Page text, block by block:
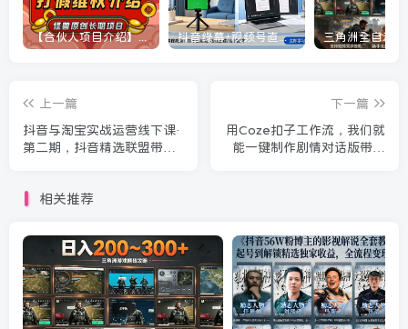
【合伙人项目介绍】打假维权项目介绍 抖音绿幕+视频号直播带货课：居家照着稿子念起号，手机电脑双场景搭建全流程
上一篇
抖音与淘宝实战运营线下课·
第二期，抖音精选联盟带货
下一篇
用Coze扣子工作流，我们就
能一键制作剧情对话版带货
相关推荐